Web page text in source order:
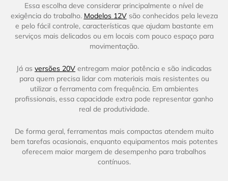
Essa escolha deve considerar principalmente o nível de
exigência do trabalho. Modelos 12Vsão conhecidos pela leveza
e pelo fácil controle, características que ajudam bastante em
serviços mais delicados ou em locais com pouco espaço para
movimentação.
Já as versões 20V entregam maior potência e são indicadas
para quem precisa lidar com materiais mais resistentes ou
utilizar a ferramenta com frequência. Em ambientes
profissionais, essa capacidade extra pode representar ganho
real de produtividade.
De forma geral, ferramentas mais compactas atendem muito
bem tarefas ocasionais, enquanto equipamentos mais potentes
oferecem maior margem de desempenho para trabalhos
contínuos.